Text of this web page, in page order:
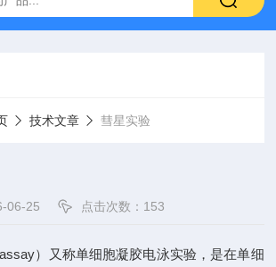
技术文章 彗星实验
06-25 点击次数：153
）又称单细胞凝胶电泳实验，是在单细